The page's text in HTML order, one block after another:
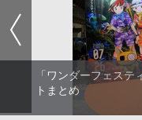
「ワンダーフェス
トまとめ